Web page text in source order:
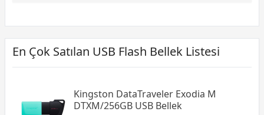
En Çok Satılan USB Flash Bellek Listesi
Kingston DataTraveler Exodia M
DTXM/256GB USB Bellek